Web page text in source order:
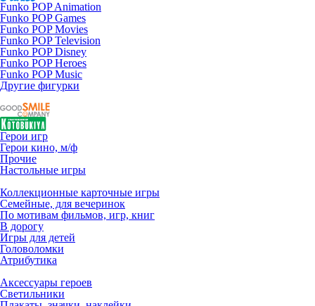
Funko POP Animation
Funko POP Games
Funko POP Movies
Funko POP Television
Funko POP Disney
Funko POP Heroes
Funko POP Music
Другие фигурки
Герои игр
Герои кино, м/ф
Прочие
Настольные игры
Коллекционные карточные игры
Семейные, для вечеринок
По мотивам фильмов, игр, книг
В дорогу
Игры для детей
Головоломки
Атрибутика
Аксессуары героев
Светильники